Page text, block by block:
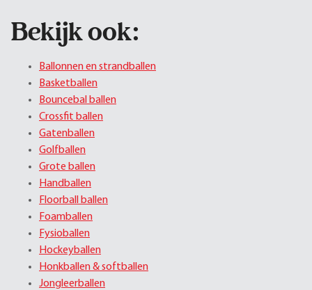
Bekijk ook:
Ballonnen en strandballen
Basketballen
Bouncebal ballen
Crossfit ballen
Gatenballen
Golfballen
Grote ballen
Handballen
Floorball ballen
Foamballen
Fysioballen
Hockeyballen
Honkballen & softballen
Jongleerballen